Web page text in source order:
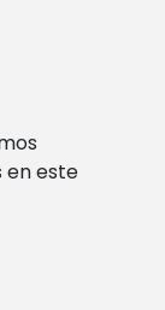
en este